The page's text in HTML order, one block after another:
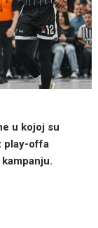
u kojoj su
play-offa